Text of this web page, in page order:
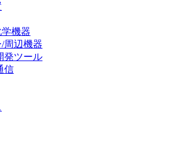
機器
周辺機器
発ツール
信